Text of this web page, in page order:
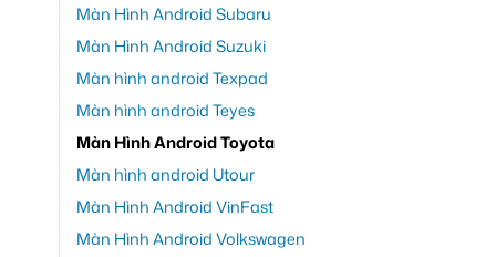
Màn Hình Android Subaru
Màn Hình Android Suzuki
Màn hình android Texpad
Màn hình android Teyes
Màn Hình Android Toyota
Màn hình android Utour
Màn Hình Android VinFast
Màn Hình Android Volkswagen